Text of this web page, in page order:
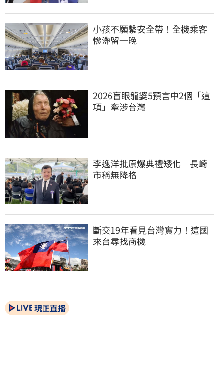
小孩不願繫安全帶！全機乘客
慘滯留一晚
2026盲眼龍婆5預言中2個「這
項」牽涉台灣
李逸洋批原爆典禮矮化　長崎
市稱無降格
斷交19年看見台灣實力！這國
來台尋找商機
現正直播